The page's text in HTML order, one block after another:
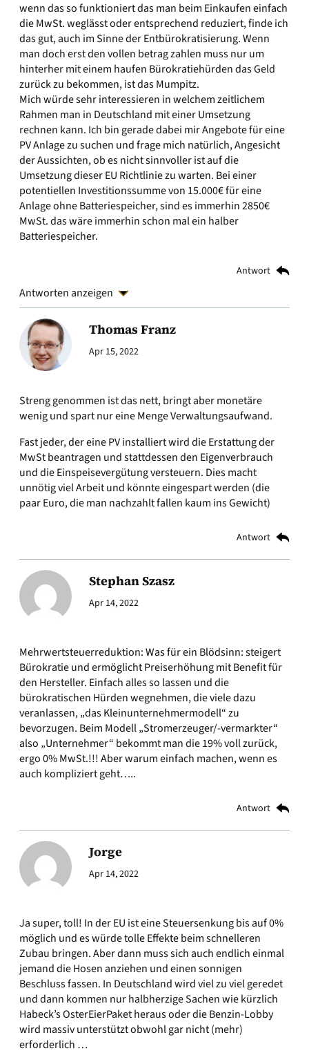
wenn das so funktioniert das man beim Einkaufen einfach
die MwSt. weglässt oder entsprechend reduziert, finde ich
das gut, auch im Sinne der Entbürokratisierung. Wenn
man doch erst den vollen betrag zahlen muss nur um
hinterher mit einem haufen Bürokratiehürden das Geld
zurück zu bekommen, ist das Mumpitz.
Mich würde sehr interessieren in welchem zeitlichem
Rahmen man in Deutschland mit einer Umsetzung
rechnen kann. Ich bin gerade dabei mir Angebote für eine
PV Anlage zu suchen und frage mich natürlich, Angesicht
der Aussichten, ob es nicht sinnvoller ist auf die
Umsetzung dieser EU Richtlinie zu warten. Bei einer
potentiellen Investitionssumme von 15.000€ für eine
Anlage ohne Batteriespeicher, sind es immerhin 2850€
MwSt. das wäre immerhin schon mal ein halber
Batteriespeicher.
Antwort
Antworten anzeigen
Thomas Franz
Apr 15, 2022
Streng genommen ist das nett, bringt aber monetäre
wenig und spart nur eine Menge Verwaltungsaufwand.
Fast jeder, der eine PV installiert wird die Erstattung der
MwSt beantragen und stattdessen den Eigenverbrauch
und die Einspeisevergütung versteuern. Dies macht
unnötig viel Arbeit und könnte eingespart werden (die
paar Euro, die man nachzahlt fallen kaum ins Gewicht)
Antwort
Stephan Szasz
Apr 14, 2022
Mehrwertsteuerreduktion: Was für ein Blödsinn: steigert
Bürokratie und ermöglicht Preiserhöhung mit Benefit für
den Hersteller. Einfach alles so lassen und die
bürokratischen Hürden wegnehmen, die viele dazu
veranlassen, „das Kleinunternehmermodell“ zu
bevorzugen. Beim Modell „Stromerzeuger/-vermarkter“
also „Unternehmer“ bekommt man die 19% voll zurück,
ergo 0% MwSt.!!! Aber warum einfach machen, wenn es
auch kompliziert geht…..
Antwort
Jorge
Apr 14, 2022
Ja super, toll! In der EU ist eine Steuersenkung bis auf 0%
möglich und es würde tolle Effekte beim schnelleren
Zubau bringen. Aber dann muss sich auch endlich einmal
jemand die Hosen anziehen und einen sonnigen
Beschluss fassen. In Deutschland wird viel zu viel geredet
und dann kommen nur halbherzige Sachen wie kürzlich
Habeck’s OsterEierPaket heraus oder die Benzin-Lobby
wird massiv unterstützt obwohl gar nicht (mehr)
erforderlich …